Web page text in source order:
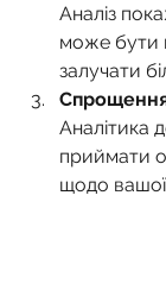
Аналіз
може бути
залучати
Аналітика
приймати
щодо вашої